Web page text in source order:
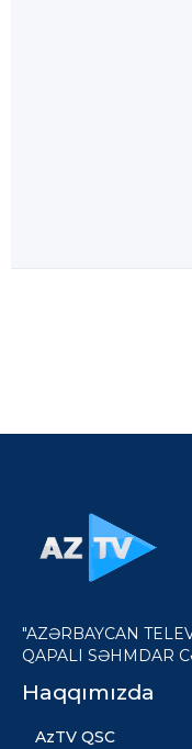
"AZƏRBAYCAN
QAPALI SƏHMDAR
Haqqımızda
AzTV QSC